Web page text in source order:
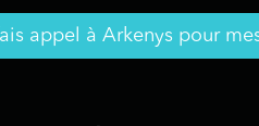
appel à Arkenys pour